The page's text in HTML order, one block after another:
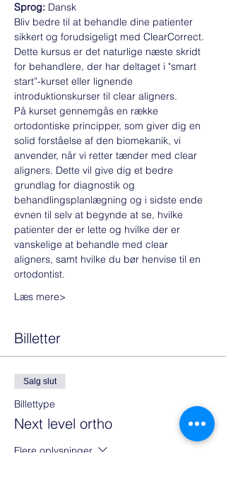
Sprog: Dansk
Bliv bedre til at behandle dine patienter
sikkert og forudsigeligt med ClearCorrect.
Dette kursus er det naturlige næste skridt
for behandlere, der har deltaget i "smart
start”-kurset eller lignende
introduktionskurser til clear aligners.
På kurset gennemgås en række
ortodontiske principper, som giver dig en
solid forståelse af den biomekanik, vi
anvender, når vi retter tænder med clear
aligners. Dette vil give dig et bedre
grundlag for diagnostik og
behandlingsplanlægning og i sidste ende
evnen til selv at begynde at se, hvilke
patienter der er lette og hvilke der er
vanskelige at behandle med clear
aligners, samt hvilke du bør henvise til en
ortodontist.
Læs mere>
Billetter
Salg slut
Billettype
Next level ortho
Flere oplysninger